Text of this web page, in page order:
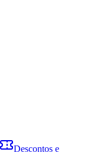
Descontos e